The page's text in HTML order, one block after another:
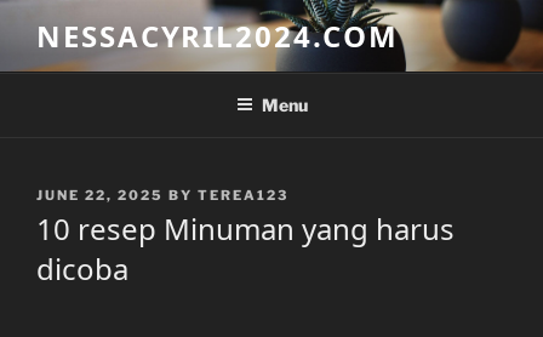
content
NESSACYRIL2024.COM
Menu
POSTED
JUNE 22, 2025 BY TEREA123
10 resep Minuman yang harus
dicoba